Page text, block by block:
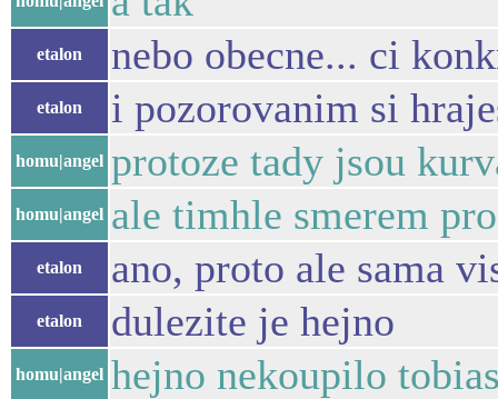
etalon nebo obecne... ci
etalon i pozorovanim si
homu|angel protoze tady jsou
homu|angel ale timhle smerem
etalon ano, proto ale sama
etalon dulezite je hejno
homu|angel hejno nekoupilo